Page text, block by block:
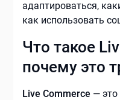
адаптироваться,
как использовать
Что такое
почему это
Live Commerce —